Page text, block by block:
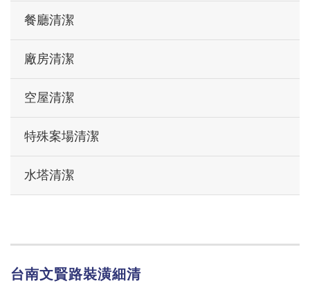
餐廳清潔
廠房清潔
空屋清潔
特殊案場清潔
水塔清潔
台南文賢路裝潢細清